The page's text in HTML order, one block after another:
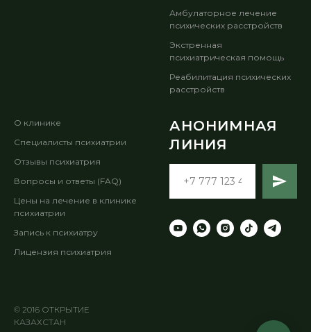
Амбулаторное лечение
психических расстройств
Экстренная
психиатрическая помощь
Реабилитация психических
расстройств
О клинике
Специалисты психиатрии
Отзывы психиатрия
Вопросы и ответы (FAQ)
Цены на лечение в клинике
психиатрии
Запись к психиатру
Лицензия психиатрия
АНОНИМНАЯ
ЛИНИЯ
© 2016 ОТКРЫТИЕ
КАЗАХСТАН